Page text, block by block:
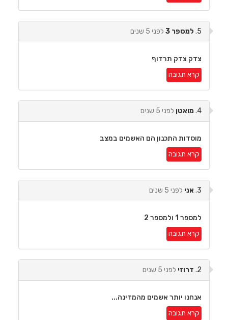
למספר 3 לפני 5 שנים
צדק צדק תרדוף
קרא תגובה
מואטןלפני 5 שנים
מוסדות התכנון הם האשמים במצב
קרא תגובה
אנילפני 5 שנים
למספר 1 ולמספר 2
קרא תגובה
דרוזילפני 5 שנים
אנחנו יותר אשמים מהמדינה...
קרא תגובה